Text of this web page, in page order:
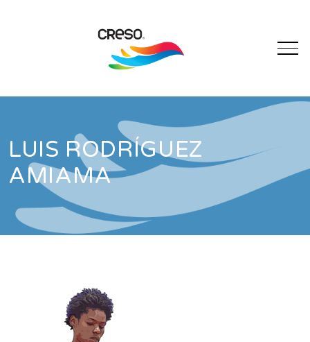
LUIS RODRÍGUEZ
AMIAMA